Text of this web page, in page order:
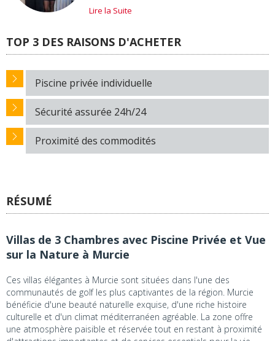
Lire la Suite
TOP 3 DES RAISONS D'ACHETER
Piscine privée individuelle
Sécurité assurée 24h/24
Proximité des commodités
RÉSUMÉ
Villas de 3 Chambres avec Piscine Privée et Vue
sur la Nature à Murcie
Ces villas élégantes à Murcie sont situées dans l'une des
communautés de golf les plus captivantes de la région. Murcie
bénéficie d'une beauté naturelle exquise, d'une riche histoire
culturelle et d'un climat méditerranéen agréable. La zone offre
une atmosphère paisible et réservée tout en restant à proximité